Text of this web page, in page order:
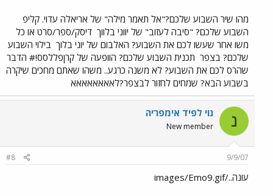
מהו שיר השבוע שלכם?"אל תאמר מילה" של אריאלה עדוי. קליפ
השבוע שלכם? "סיבה לעזוב" של יווני בלווך דיסק/ספר/סרט או כל
משו אחר שעשו לכם את השבוע? האלבום של יוני בלוך בילוי השבוע
שלכם? בצפר תכנית השבוע שלכם? הוופעה של קרןפללסס!# הדבר
שהרס לכם את השבוע? לא משנה כרגע.. משהו שאתם מחכים שיקרה
בשבוע הבא? שמחים לחזור לבצפר?לאאאאאאאא
נ נוי לפיד אימפריה
New member
9/9/07
#8
עונה../images/Emo9.gif